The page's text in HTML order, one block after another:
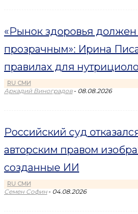
«Рынок здоровья должен
прозрачным»: Ирина
правилах для
RU СМИ
Аркадий Виноградов - 08.08.2026
Российский суд
авторским правом
созданные ИИ
RU СМИ
Семен Софин - 04.08.2026